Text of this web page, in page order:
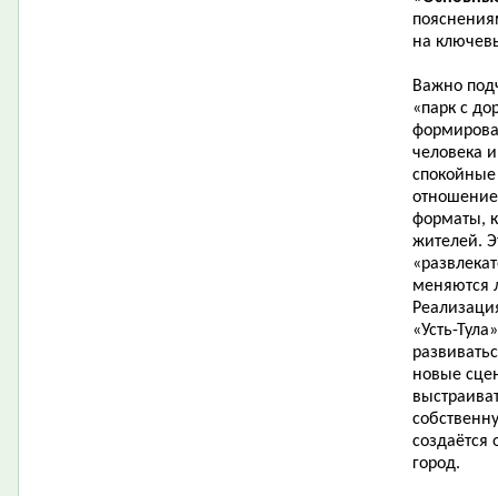
на
Важно
«парк с
человека
форматы,
жителей.
меняются
«Усть-
новые
город.